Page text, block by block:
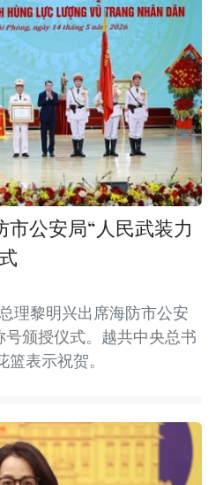
公安局“人民武装力
理黎明兴出席海防市公安
号颁授仪式。越共中央总书
表示祝贺。